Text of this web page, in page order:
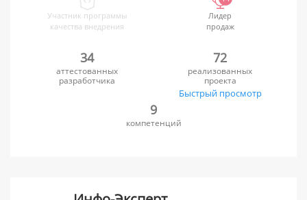
Участник программы
качества внедрения
Лидер
продаж
34
аттестованных
разработчика
72
реализованных
проекта
Быстрый просмотр
9
компетенций